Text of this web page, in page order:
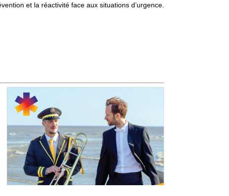
et la réactivité face aux situations d’urgence.